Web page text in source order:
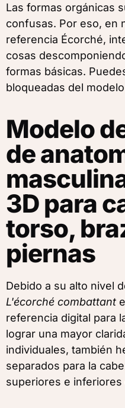
Las formas orgánicas
confusas. Por eso, en
referencia Écorché,
cosas
formas básicas.
bloqueadas del
Modelo
de
3D para
torso,
piernas
Debido a su alto nivel
L'écorché combattant
referencia digital para
lograr una mayor
individuales, también
separados para la
superiores e